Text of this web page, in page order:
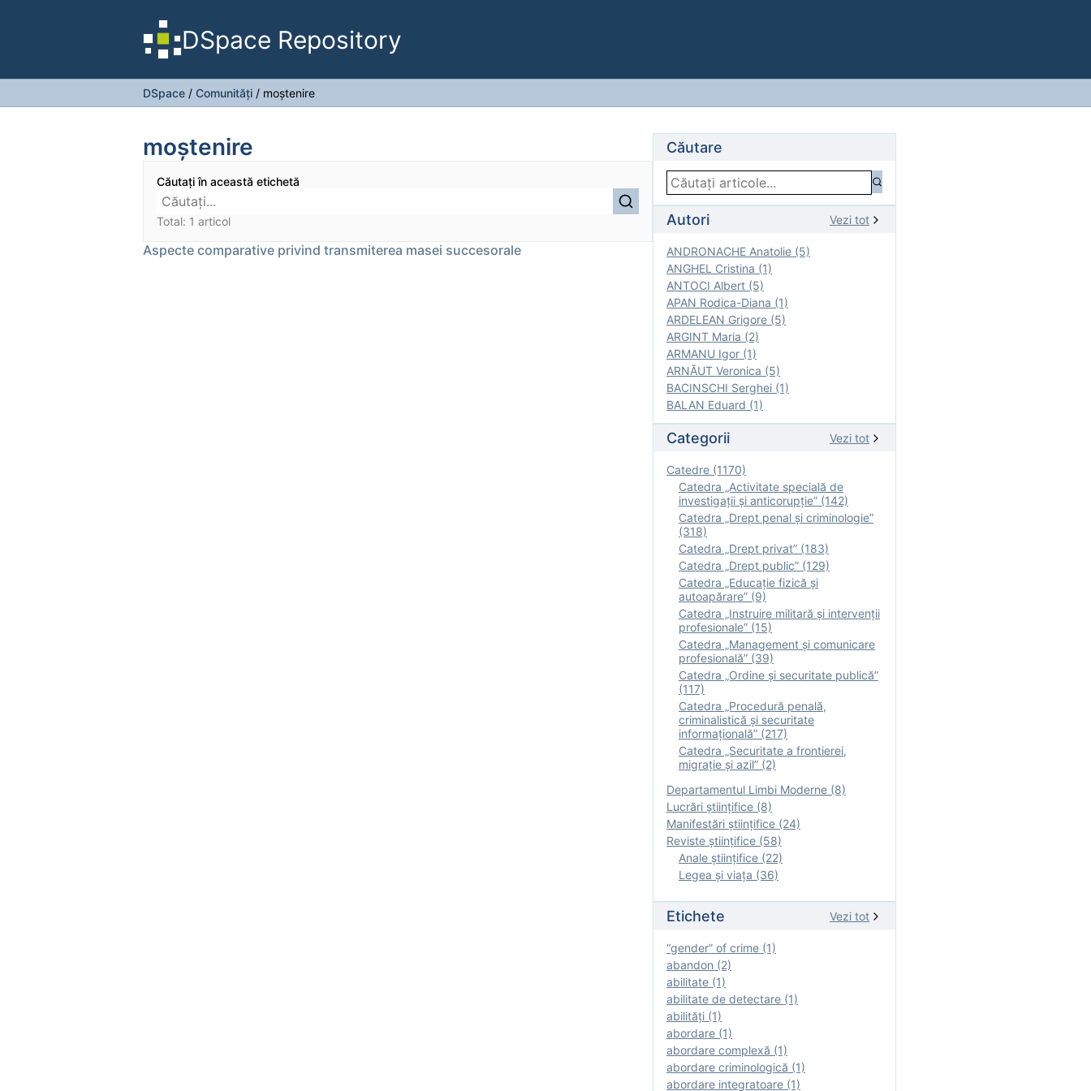
DSpace Repository
DSpace / Comunități / moștenire
moștenire
Căutați în această etichetă
Total: 1 articol
Aspecte comparative privind transmiterea masei succesorale
Căutare
Autori Vezi tot
ANDRONACHE Anatolie (5)
ANGHEL Cristina (1)
ANTOCI Albert (5)
APAN Rodica-Diana (1)
ARDELEAN Grigore (5)
ARGINT Maria (2)
ARMANU Igor (1)
ARNĂUT Veronica (5)
BACINSCHI Serghei (1)
BALAN Eduard (1)
Categorii Vezi tot
Catedre (1170)
Catedra „Activitate specială de
investigaţii şi anticorupție” (142)
Catedra „Drept penal și criminologie”
(318)
Catedra „Drept privat” (183)
Catedra „Drept public” (129)
Catedra „Educație fizică şi
autoapărare” (9)
Catedra „Instruire militară şi intervenţii
profesionale” (15)
Catedra „Management și comunicare
profesională” (39)
Catedra „Ordine și securitate publică”
(117)
Catedra „Procedură penală,
criminalistică și securitate
informațională” (217)
Catedra „Securitate a frontierei,
migrație și azil” (2)
Departamentul Limbi Moderne (8)
Lucrări științifice (8)
Manifestări ştiinţifice (24)
Reviste ştiinţifice (58)
Anale ştiinţifice (22)
Legea şi viaţa (36)
Etichete Vezi tot
“gender” of crime (1)
abandon (2)
abilitate (1)
abilitate de detectare (1)
abilităţi (1)
abordare (1)
abordare complexă (1)
abordare criminologică (1)
abordare integratoare (1)